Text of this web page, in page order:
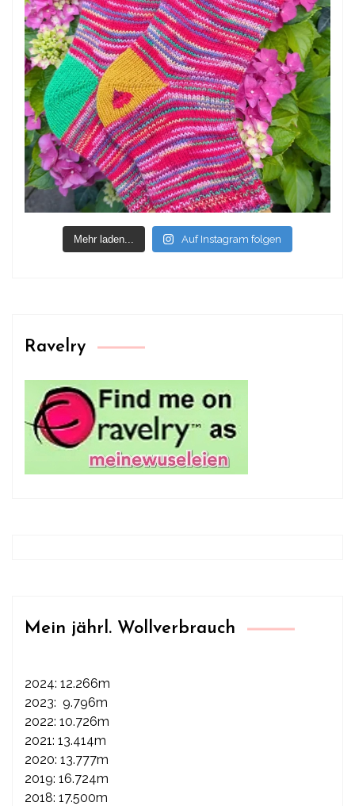
Mehr laden... Auf Instagram folgen
Ravelry
Mein jährl. Wollverbrauch
2024: 12.266m
2023: 9.796m
2022: 10.726m
2021: 13.414m
2020: 13.777m
2019: 16.724m
2018: 17.500m